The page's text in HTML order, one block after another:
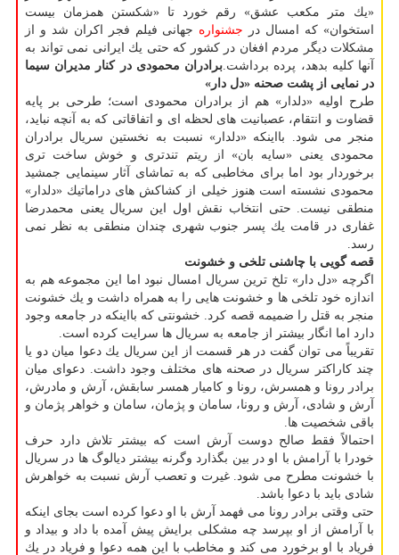
«یك متر مكعب عشق» رقم خورد تا «شكستن همزمان بیست
استخوان» كه امسال در جشنواره جهانی فیلم فجر اكران شد و از
مشكلات دیگر مردم افغان در كشور كه حتی یك ایرانی نمی تواند به
آنها كلیه بدهد، پرده برداشت.برادران محمودی در كنار مدیران سیما
در نمایی از پشت صحنه «دل دار»
طرح اولیه «دلدار» هم از برادران محمودی است؛ طرحی بر پایه
قضاوت و انتقام، عصبانیت های لحظه ای و اتفاقاتی كه به آنچه نباید،
منجر می شود. بااینكه «دلدار» نسبت به نخستین سریال برادران
محمودی یعنی «سایه بان» از ریتم تندتری و خوش ساخت تری
برخوردار بود اما برای مخاطبی كه به تماشای آثار سینمایی جمشید
محمودی نشسته است هنوز خیلی از كشاكش های دراماتیك «دلدار»
منطقی نیست. حتی انتخاب نقش اول این سریال یعنی محمدرضا
غفاری در قامت یك پسر جنوب شهری چندان منطقی به نظر نمی
رسد.
قصه گویی با چاشنی تلخی و خشونت
اگرچه «دل دار» تلخ ترین سریال امسال نبود اما این مجموعه هم به
اندازه خود تلخی ها و خشونت هایی را به همراه داشت و یك خشونت
منجر به قتل را ضمیمه قصه كرد. خشونتی كه بااینكه در جامعه وجود
دارد اما انگار بیشتر از جامعه به سریال ها سرایت كرده است.
تقریباً می توان گفت در هر قسمت از این سریال یك دعوا میان دو یا
چند كاراكتر سریال در صحنه های مختلف وجود داشت. دعوای میان
برادر رونا و همسرش، رونا و كامیار همسر سابقش، آرش و مادرش،
آرش و شادی، آرش و رونا، سامان و پژمان، سامان و خواهر پژمان و
باقی شخصیت ها.
احتمالاً فقط صالح دوست آرش است كه بیشتر تلاش دارد حرف
خودرا با آرامش با او در بین بگذارد وگرنه بیشتر دیالوگ ها در سریال
با خشونت مطرح می شود. غیرت و تعصب آرش نسبت به خواهرش
شادی باید با دعوا باشد.
حتی وقتی برادر رونا می فهمد آرش با او دعوا كرده است بجای اینكه
با آرامش از او بپرسد چه مشكلی برایش پیش آمده با داد و بیداد و
فریاد با او برخورد می كند و مخاطب با این همه دعوا و فریاد در یك